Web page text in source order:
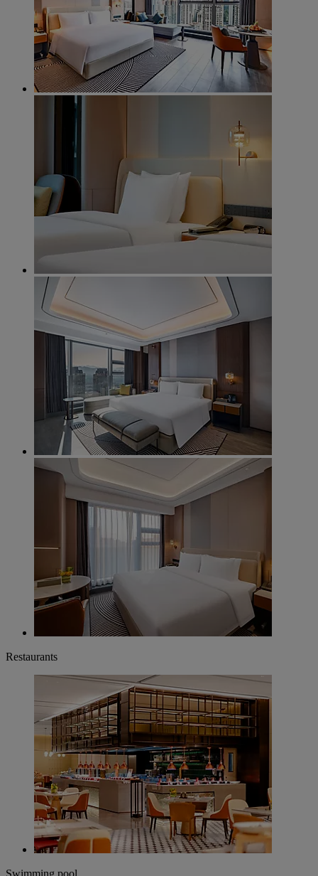
Restaurants